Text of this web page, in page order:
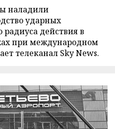
наладили
ударных
радиуса действия в
при международном
телеканал Sky News.